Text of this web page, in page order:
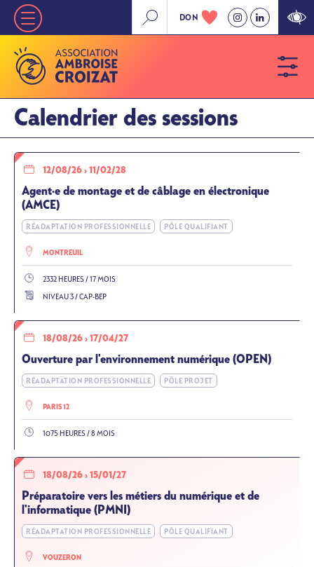
Aller
principal
Nav
principale
»
Niveau
1
DON
Calendrier des sessions
12/08/26 › 11/02/28
Agent·e de montage et de câblage en électronique
(AMCE)
RÉADAPTATION PROFESSIONNELLE PÔLE QUALIFIANT
MONTREUIL
2332 HEURES / 17 MOIS
NIVEAU 3 / CAP-BEP
18/08/26 › 17/04/27
Ouverture par l'environnement numérique (OPEN)
RÉADAPTATION PROFESSIONNELLE PÔLE PROJET
PARIS 12
1075 HEURES / 8 MOIS
18/08/26 › 15/01/27
Préparatoire vers les métiers du numérique et de
l'informatique (PMNI)
RÉADAPTATION PROFESSIONNELLE PÔLE QUALIFIANT
VOUZERON